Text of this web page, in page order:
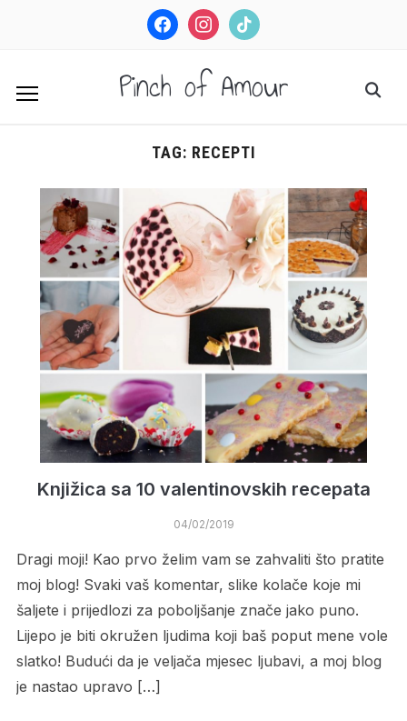
facebookinstagramtiktok
Pinch of Amour
TAG: RECEPTI
Knjižica sa 10 valentinovskih recepata
04/02/2019
Dragi moji! Kao prvo želim vam se zahvaliti što pratite
moj blog! Svaki vaš komentar, slike kolače koje mi
šaljete i prijedlozi za poboljšanje znače jako puno.
Lijepo je biti okružen ljudima koji baš poput mene vole
slatko! Budući da je veljača mjesec ljubavi, a moj blog
je nastao upravo […]